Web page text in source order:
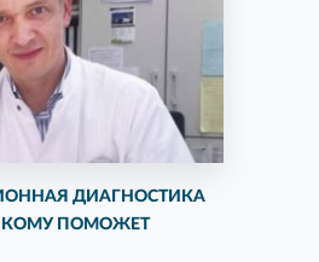
ДИАГНОСТИКА
КОМУ ПОМОЖЕТ